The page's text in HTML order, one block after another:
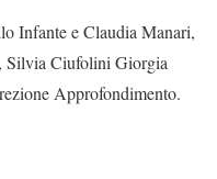
Infante e Claudia Manari,
Silvia Ciufolini Giorgia
Approfondimento.